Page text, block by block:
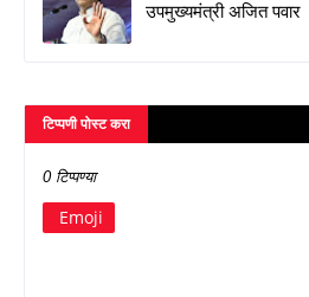
उपमुख्यमंत्री अजित पवार
टिप्पणी पोस्ट करा
0 टिप्पण्या
Emoji